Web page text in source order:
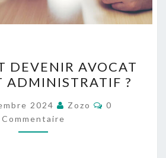
O
M
M
E
N
DEVENIR AVOCAT
ADMINISTRATIF ?
2024 Zozo
C
0
Commentaire